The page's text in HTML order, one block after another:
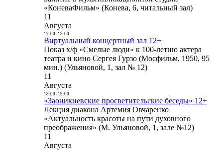
«КоневаФильм» (Конева, 6, читальный зал)
11
Августа
17:00- 18:00
Виртуальный концертный зал 12+
Показ х/ф «Смелые люди» к 100-летию актера
театра и кино Сергея Гурзо (Мосфильм, 1950, 95
мин.) (Ульяновой, 1, зал № 12)
11
Августа
18:00- 19:00
«Заоникиевские просветительские беседы» 12+
Лекция диакона Артемия Овчаренко
«Актуальность красоты на пути духовного
преображения» (М. Ульяновой, 1, зале №12)
11
Августа